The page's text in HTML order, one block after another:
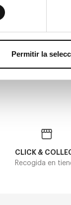
Permitir la
CLICK &
Recogida en